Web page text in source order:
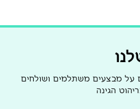
על מבצעים משתלמים ושולחים
הגינה